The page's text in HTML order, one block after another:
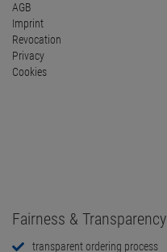
AGB
Imprint
Revocation
Privacy
Cookies
Fairness & Transparency
transparent ordering process